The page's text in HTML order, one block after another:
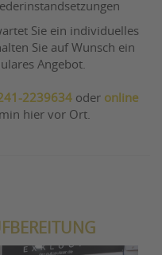
Sie ein individuelles
Sie auf Wunsch ein
Angebot.
2239634oder online
hier vor Ort.